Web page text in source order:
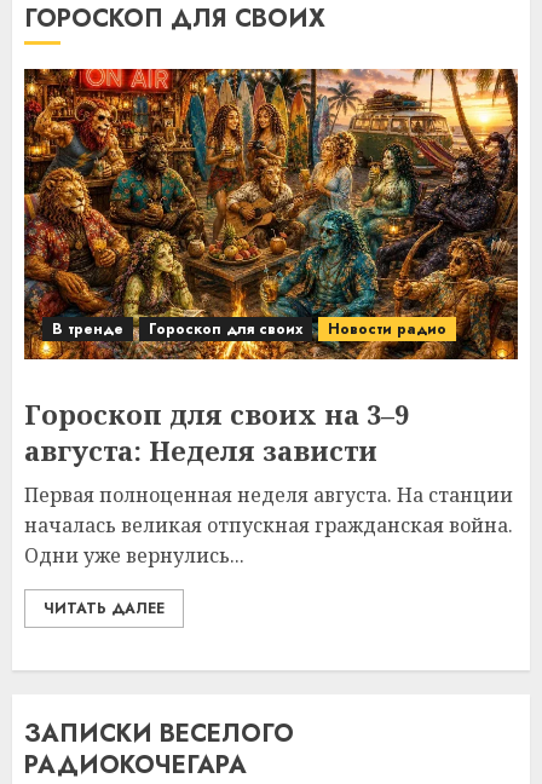
ГОРОСКОП ДЛЯ СВОИХ
В тренде Гороскоп для своих Новости радио
Гороскоп для своих на 3–9
августа: Неделя зависти
Первая полноценная неделя августа. На станции
началась великая отпускная гражданская война.
Одни уже вернулись...
ЧИТАТЬ ДАЛЕЕ
ЗАПИСКИ ВЕСЕЛОГО
РАДИОКОЧЕГАРА